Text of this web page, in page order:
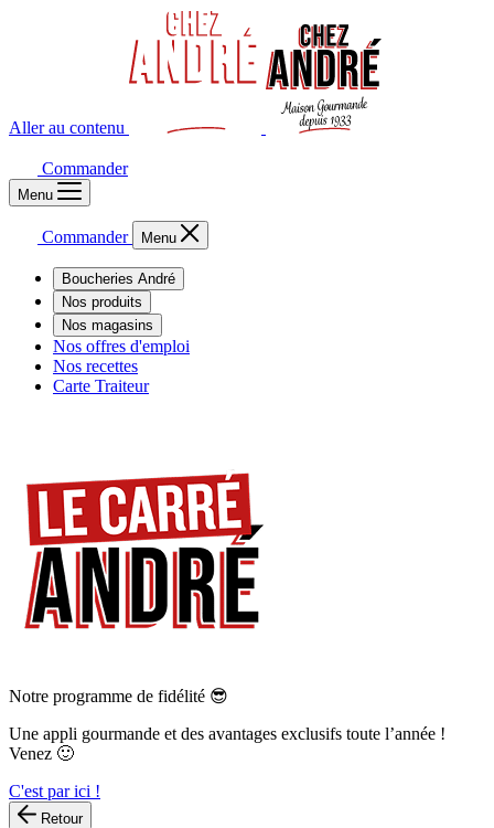
Aller au contenu
Commander
Menu
Commander Menu
Boucheries André
Nos produits
Nos magasins
Nos offres d'emploi
Nos recettes
Carte Traiteur
Notre programme de fidélité 😎
Une appli gourmande et des avantages exclusifs toute l’année !
Venez 🙂
C'est par ici !
Retour